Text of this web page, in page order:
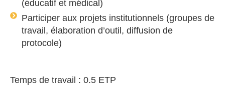
(éducatif et médical)
Participer aux projets institutionnels (groupes de
travail, élaboration d’outil, diffusion de
protocole)
Temps de travail : 0.5 ETP